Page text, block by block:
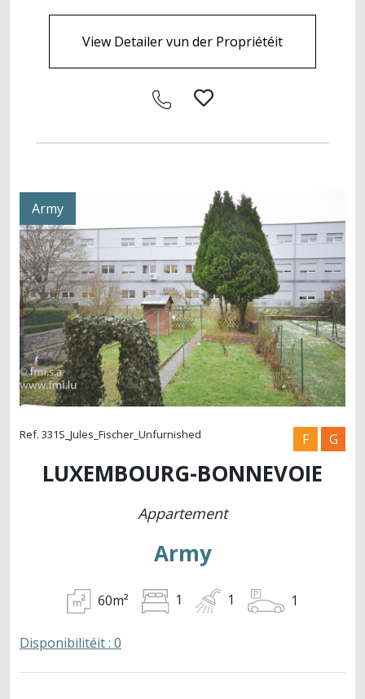
View Detailer vun der Propriétéit
Army
Ref. 331S_Jules_Fischer_Unfurnished F G
LUXEMBOURG-BONNEVOIE
Appartement
Army
60m² 1 1 1
Disponibilitéit : 0